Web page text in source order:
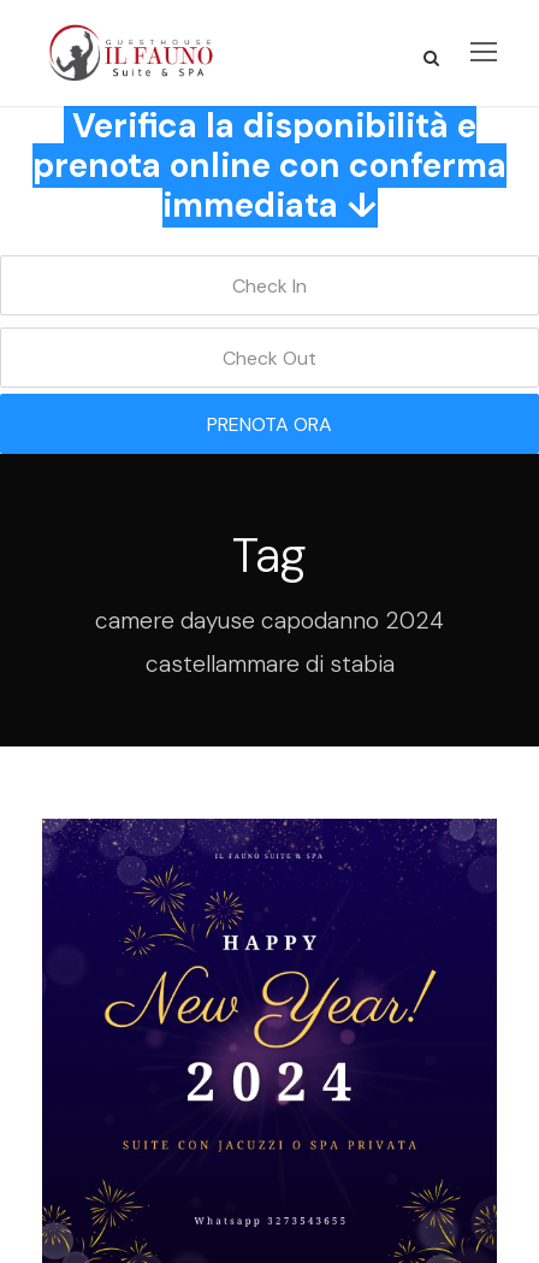
Verifica la disponibilità e
prenota online con conferma
immediata ↓
PRENOTA ORA
Tag
camere dayuse capodanno 2024
castellammare di stabia